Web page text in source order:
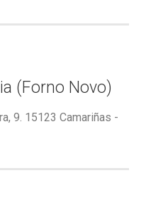
(Forno Novo)
9. 15123 Camariñas -